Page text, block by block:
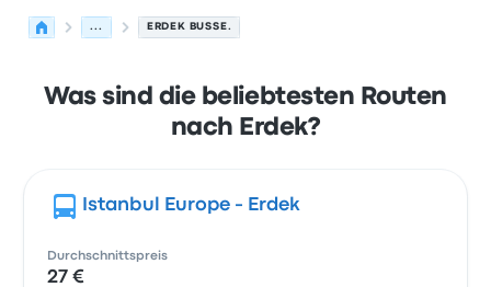
... ERDEK BUSSE.
Was sind die beliebtesten Routen
nach Erdek?
Istanbul Europe - Erdek
Durchschnittspreis
27 €